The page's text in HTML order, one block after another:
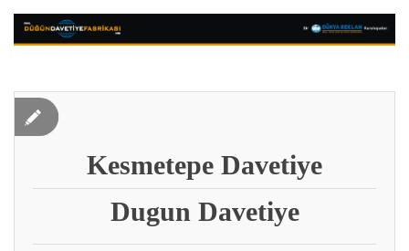
Kesmetepe Davetiye
Dugun Davetiye